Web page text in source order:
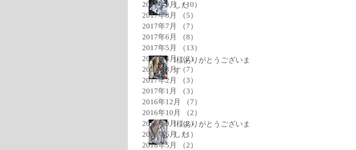
した
I様ありがとうございま
す
I様ありがとうございま
した
2017年9月 （10）
2017年8月
（5）
2017年7月
（7）
2017年6月
（8）
2017年5月
（13）
2017年4月 （2） 2件の記事
2017年3月 （7）
2017年2月
（3）
2017年1月
（3）
2016年12月
（7）
2016年10月
（2）
2016年9月 （2） 2件の記事
2016年6月 （1）
2016年5月
（2）